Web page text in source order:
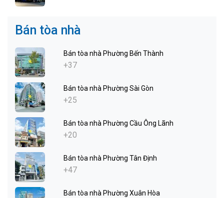
Bán tòa nhà
Bán tòa nhà Phường Bến Thành
+37
Bán tòa nhà Phường Sài Gòn
+25
Bán tòa nhà Phường Cầu Ông Lãnh
+20
Bán tòa nhà Phường Tân Định
+47
Bán tòa nhà Phường Xuân Hòa